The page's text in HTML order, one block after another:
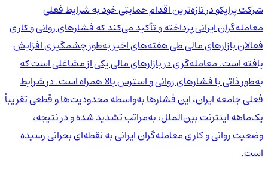
شرکت پراپکو در تازه‌ترین اقدام حمایتی خود به شرایط فعلی
معامله‌گران ایرانی پرداخته و تأکید می‌کند که فشارهای روانی و کاری
فعالان بازارهای مالی طی هفته‌های اخیر به‌طور چشمگیری افزایش
یافته است. معامله‌گری در بازارهای مالی یکی از مشاغلی است که
به‌طور ذاتی با فشارهای روانی و استرس بالا همراه است. در شرایط
فعلی جامعه ایران، این فشارها به‌واسطه محدودیت‌ها و قطعی تقریباً
یک‌ماهه اینترنت بین‌الملل، به‌مراتب تشدید شده و در نتیجه،
وضعیت روانی و کاری معامله‌گران ایرانی به نقطه‌ای بحرانی رسیده
است.